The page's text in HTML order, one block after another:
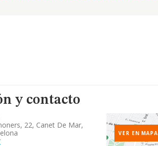
y contacto
22, Canet De Mar,
VER EN MAPA